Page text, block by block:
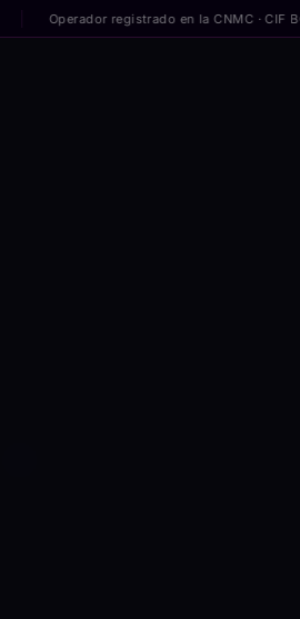
Operador registrado en la CNMC · CIF